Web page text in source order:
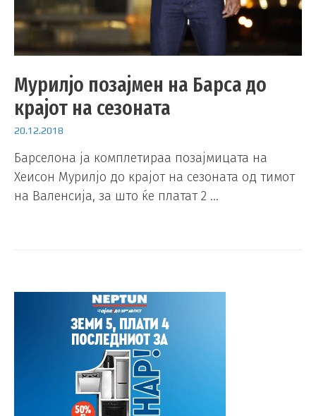
Мурилјо позајмен на Барса до
крајот на сезоната
20.12.2018
Барселона ја комплетираа позајмицата на
Хеисон Мурилјо до крајот на сезоната од тимот
на Валенсија, за што ќе платат 2 …